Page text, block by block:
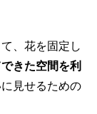
、花を固定し
きた空間を利
見せるための